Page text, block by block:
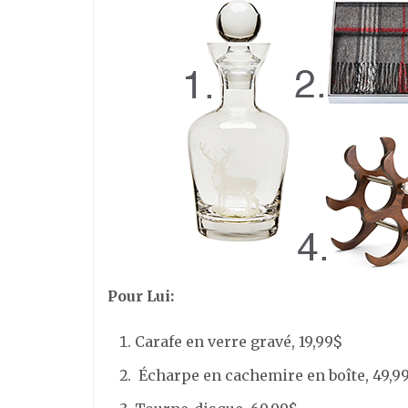
Pour Lui:
Carafe en verre gravé, 19,99$
Écharpe en cachemire en boîte,